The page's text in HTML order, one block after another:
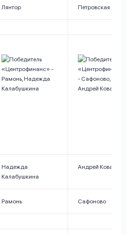
Лянтор Петровская
Надежда
Калабушкина
Андрей Ковалёв
Рамонь Сафоново